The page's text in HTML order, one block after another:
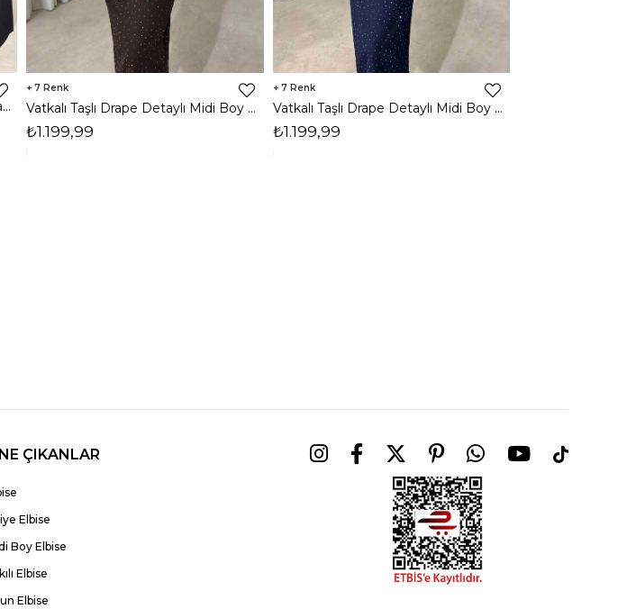
Dökümlü Pelerin Kol Pencere Detaylı Maxi Siyah Arlev Kadın Elbise 26Y511
7
Vatkalı Taşlı Drape Detaylı Midi Boy Kahverengi Jesep Kadın Elbise 26Y282
₺1.199,99
7
Vatkalı Taşlı Drape Detaylı Midi Boy Lacivert Jesep Kadın Elbise 26Y282
₺1.199,99
ÇIKANLAR
Elbise
Boy Elbise
Elbise
Elbise